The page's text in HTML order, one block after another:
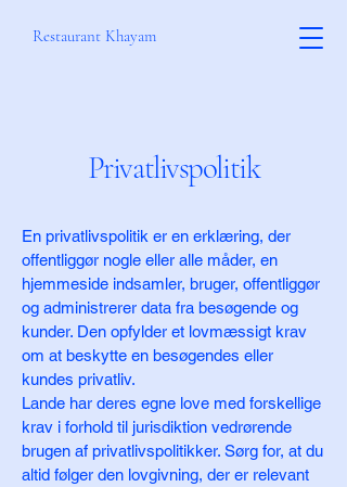
Restaurant Khayam
Privatlivspolitik
En privatlivspolitik er en erklæring, der
offentliggør nogle eller alle måder, en
hjemmeside indsamler, bruger, offentliggør
og administrerer data fra besøgende og
kunder. Den opfylder et lovmæssigt krav
om at beskytte en besøgendes eller
kundes privatliv.
Lande har deres egne love med forskellige
krav i forhold til jurisdiktion vedrørende
brugen af privatlivspolitikker. Sørg for, at du
altid følger den lovgivning, der er relevant